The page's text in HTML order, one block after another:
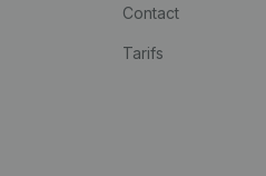
Contact
Tarifs